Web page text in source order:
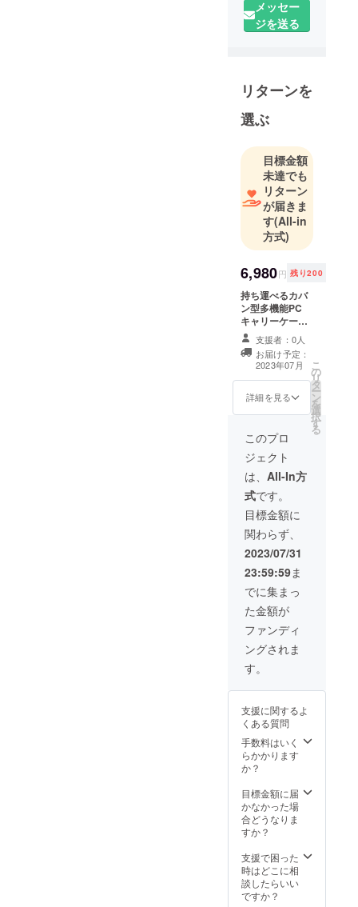
くお願い致
します。
メッセー
ジを送る
リターンを
選ぶ
目標金額
未達でも
リターン
が届きま
す(All-in
方式)
6,980円 残り200
持ち運べるカバ
ン型多機能PC
キャリーケース
をお送りいたし
ます。支援者：0人
お届け予定：
2023年07月
詳細を見る
こ
の
リ
タ
ー
ン
を
選
択
す
る
このプロ
ジェクト
は、 All-In方
式です。
目標金額に
関わらず、
2023/07/31
23:59:59ま
でに集まっ
た金額が
ファンディ
ングされま
す。
支援に関するよ
くある質問
手数料はいく
らかかります
か？
目標金額に届
かなかった場
合どうなりま
すか？
支援で困った
時はどこに相
談したらいい
ですか？